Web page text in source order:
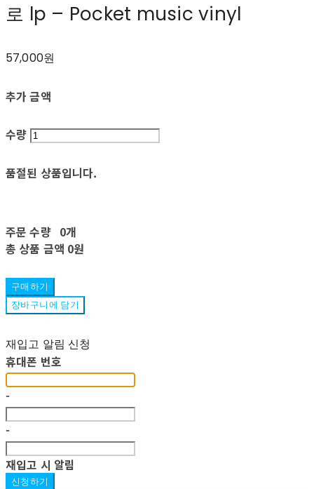
로 lp ‎– Pocket music vinyl
57,000원
추가 금액
수량
품절된 상품입니다.
주문 수량 0개
총 상품 금액 0원
구매하기
장바구니에 담기
재입고 알림 신청
휴대폰 번호
-
-
재입고 시 알림
신청하기